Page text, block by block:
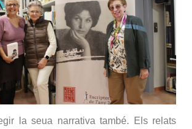
la seua narrativa també. Els relats